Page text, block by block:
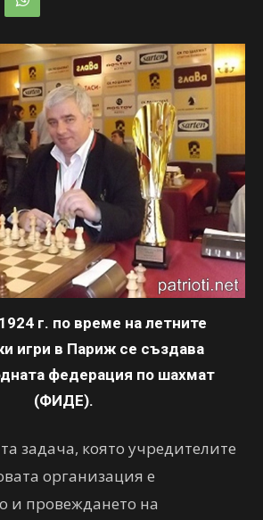
г. по време на летните
игри в Париж се създава
федерация по шахмат
(ФИДЕ).
задача, която учредителите
организация е
и провеждането на